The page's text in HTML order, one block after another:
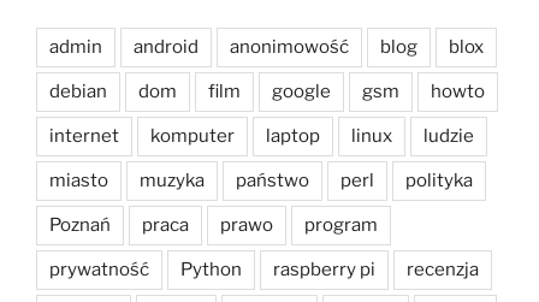
admin android anonimowość blog blox
debian dom film google gsm howto
internet komputer laptop linux ludzie
miasto muzyka państwo perl polityka
Poznań praca prawo program
prywatność Python raspberry pi recenzja